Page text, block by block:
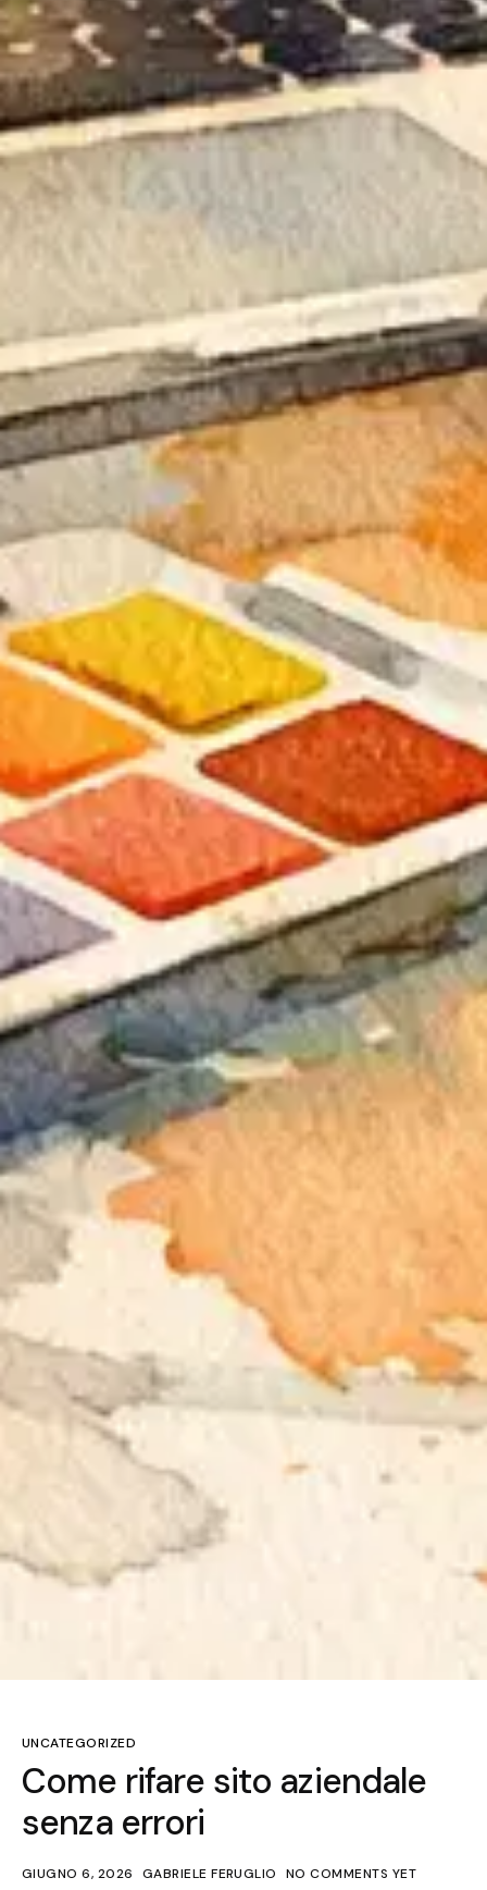
UNCATEGORIZED
Come rifare sito aziendale
senza errori
GIUGNO 6, 2026 GABRIELE FERUGLIO NO COMMENTS YET